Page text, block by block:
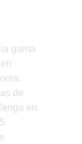
gama
de
en